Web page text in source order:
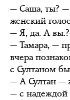
— Саша, ты? —
женский
— Я, да. А вы.?
— Тамара, —
вчера
с Султаном
— А Султан —
— с надеждой